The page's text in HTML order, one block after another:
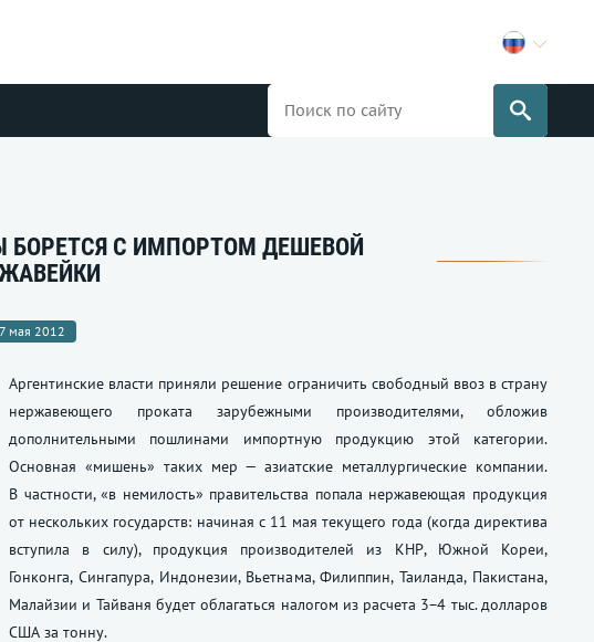
БОРЕТСЯ С ИМПОРТОМ ДЕШЕВОЙ
мая 2012
Аргентинские власти приняли решение ограничить свободный ввоз в страну
нержавеющего проката зарубежными производителями, обложив
дополнительными пошлинами импортную продукцию этой категории.
Основная «мишень» таких мер — азиатские металлургические компании.
В частности, «в немилость» правительства попала нержавеющая продукция
от нескольких государств: начиная с 11 мая текущего года (когда директива
вступила в силу), продукция производителей из КНР, Южной Кореи,
Гонконга, Сингапура, Индонезии, Вьетнама, Филиппин, Таиланда, Пакистана,
Малайзии и Тайваня будет облагаться налогом из расчета 3−4 тыс. долларов
США за тонну.